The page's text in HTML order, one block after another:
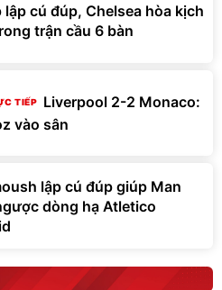
lập cú đúp, Chelsea hòa kịch
trận cầu 6 bàn
Liverpool 2-2 Monaco:
vào sân
lập cú đúp giúp Man
dòng hạ Atletico